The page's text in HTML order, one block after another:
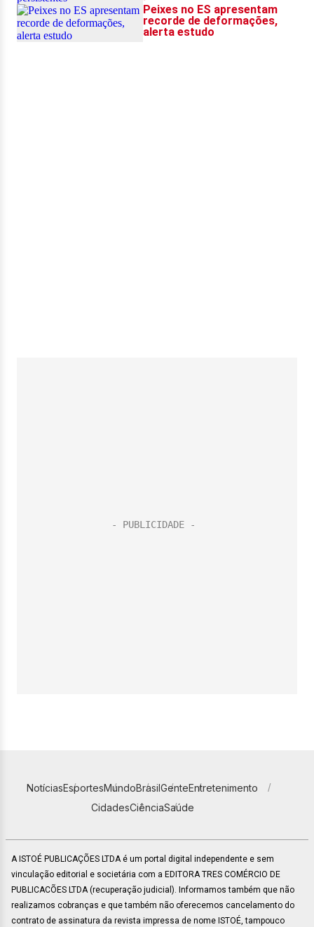
NotíciasEsportesMundoBrasilGenteEntretenimento
CidadesCiênciaSaúde
A ISTOÉ PUBLICAÇÕES LTDA é um portal digital independente e sem
vinculação editorial e societária com a EDITORA TRES COMÉRCIO DE
PUBLICACÕES LTDA (recuperação judicial). Informamos também que não
realizamos cobranças e que também não oferecemos cancelamento do
contrato de assinatura da revista impressa de nome ISTOÉ, tampouco